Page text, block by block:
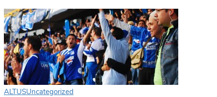
ALTUSUncategorized